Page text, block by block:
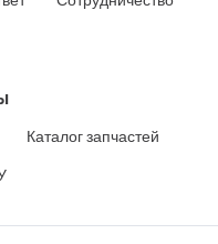
Каталог запчастей